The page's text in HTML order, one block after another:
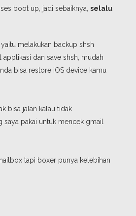
boot up, jadi sebaiknya, selalu
, yaitu melakukan backup shsh
dan save shsh, mudah
bisa restore iOS device kamu
bisa jalan kalau tidak
pakai untuk mencek gmail
tapi boxer punya kelebihan